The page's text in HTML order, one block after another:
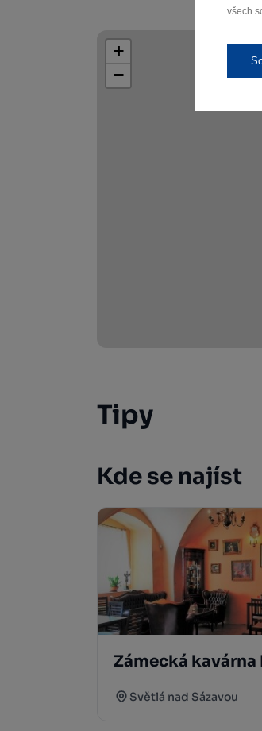
všech
+
−
Tipy
Kde se najíst
Zámecká kavárna
Světlá nad Sázavou